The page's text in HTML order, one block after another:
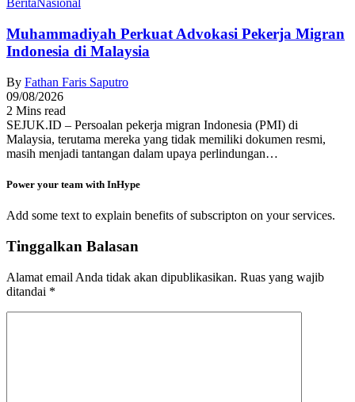
BeritaNasional
Muhammadiyah Perkuat Advokasi Pekerja Migran
Indonesia di Malaysia
By Fathan Faris Saputro
09/08/2026
2 Mins read
SEJUK.ID – Persoalan pekerja migran Indonesia (PMI) di
Malaysia, terutama mereka yang tidak memiliki dokumen resmi,
masih menjadi tantangan dalam upaya perlindungan…
Power your team with InHype
Add some text to explain benefits of subscripton on your services.
Tinggalkan Balasan
Alamat email Anda tidak akan dipublikasikan. Ruas yang wajib
ditandai *